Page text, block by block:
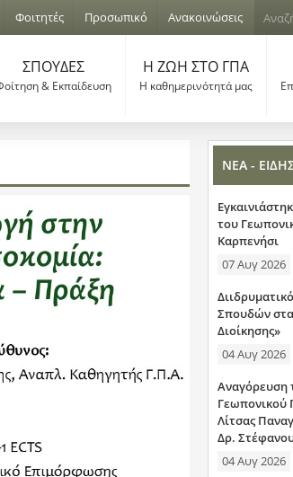
Φοιτητές Προσωπικό Ανακοινώσεις
Φ
μ
α
α
ν
ζ
ή
τ
η
σ
ΣΠΟΥΔΕΣ
& Εκπαίδευση
Η ΖΩΗ ΣΤΟ ΓΠΑ
Η καθημερινότητά μας
ΝΕΑ -
του
Καρπενήσι
07 Αυγ 2026
Σπουδών στα
Διοίκησης»
04 Αυγ 2026
Αναγόρευση
Γεωπονικού
Λίτσας
Δρ.
04 Αυγ 2026